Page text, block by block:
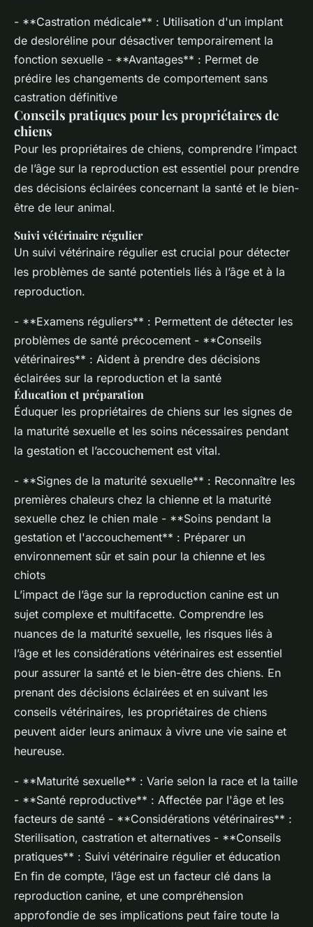
- **Castration médicale** : Utilisation d'un implant
de desloréline pour désactiver temporairement la
fonction sexuelle - **Avantages** : Permet de
prédire les changements de comportement sans
castration définitive
Conseils pratiques pour les propriétaires de
chiens
Pour les propriétaires de chiens, comprendre l’impact
de l’âge sur la reproduction est essentiel pour prendre
des décisions éclairées concernant la santé et le bien-
être de leur animal.
Suivi vétérinaire régulier
Un suivi vétérinaire régulier est crucial pour détecter
les problèmes de santé potentiels liés à l’âge et à la
reproduction.
- **Examens réguliers** : Permettent de détecter les
problèmes de santé précocement - **Conseils
vétérinaires** : Aident à prendre des décisions
éclairées sur la reproduction et la santé
Éducation et préparation
Éduquer les propriétaires de chiens sur les signes de
la maturité sexuelle et les soins nécessaires pendant
la gestation et l’accouchement est vital.
- **Signes de la maturité sexuelle** : Reconnaître les
premières chaleurs chez la chienne et la maturité
sexuelle chez le chien male - **Soins pendant la
gestation et l'accouchement** : Préparer un
environnement sûr et sain pour la chienne et les
chiots
L’impact de l’âge sur la reproduction canine est un
sujet complexe et multifacette. Comprendre les
nuances de la maturité sexuelle, les risques liés à
l’âge et les considérations vétérinaires est essentiel
pour assurer la santé et le bien-être des chiens. En
prenant des décisions éclairées et en suivant les
conseils vétérinaires, les propriétaires de chiens
peuvent aider leurs animaux à vivre une vie saine et
heureuse.
- **Maturité sexuelle** : Varie selon la race et la taille
- **Santé reproductive** : Affectée par l'âge et les
facteurs de santé - **Considérations vétérinaires** :
Sterilisation, castration et alternatives - **Conseils
pratiques** : Suivi vétérinaire régulier et éducation
En fin de compte, l’âge est un facteur clé dans la
reproduction canine, et une compréhension
approfondie de ses implications peut faire toute la